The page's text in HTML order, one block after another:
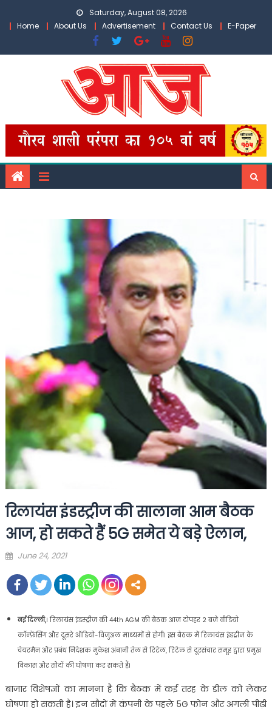
Saturday, August 08, 2026
Home
About Us Advertisement Contact Us E-Paper
रिलायंस इंडस्ट्रीज की सालाना आम बैठक
आज, हो सकते हैं 5G समेत ये बड़े ऐलान,
Posted
June 24, 2021
नई दिल्ली,। रिलायंस इंडस्‍ट्रीज की 44th AGM की बैठक आज दोपहर 2 बजे वीडियो
कॉन्‍फ्रेंसिंग और दूसरे ऑडियो-विजुअल माध्‍यमों से होगी। इस बैठक में रिलायंस इंडट्रीज के
चेयरमैन और प्रबंध निदेशक मुकेश अंबानी तेल से रिटेल, रिटेल से दूरसंचार समूह द्वारा प्रमुख
विकास और सौदों की घोषणा कर सकते हैं।
बाजार विशेषज्ञों का मानना है कि बैठक में कई तरह के डील को लेकर
घोषणा हो सकती है। इन सौदों में कंपनी के पहले 5G फोन और अगली पीढ़ी